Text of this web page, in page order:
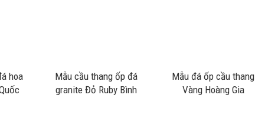
hoa
Mẫu cầu thang ốp đá
granite Đỏ Ruby Bình
Mẫu đá ốp cầu thang
Vàng Hoàng Gia